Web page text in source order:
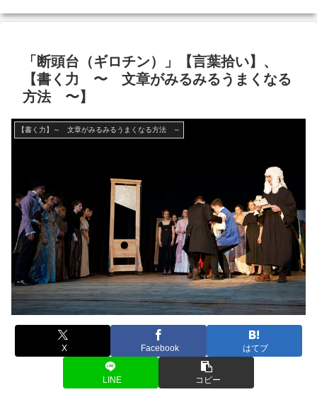
「断頭台（ギロチン）」【言葉拾い】、
【書く力 〜 文章がみるみるうまくなる
方法 〜】
【書く力】～ 文章がみるみるうまくなる方法 ～
X Facebook はてブ
LINE コピー